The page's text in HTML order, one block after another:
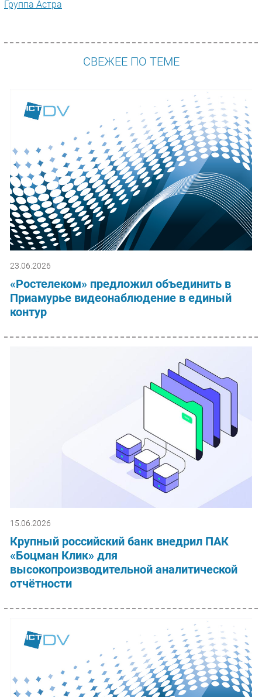
Группа Астра
СВЕЖЕЕ ПО ТЕМЕ
23.06.2026
«Ростелеком» предложил объединить в
Приамурье видеонаблюдение в единый
контур
15.06.2026
Крупный российский банк внедрил ПАК
«Боцман Клик» для
высокопроизводительной аналитической
отчётности